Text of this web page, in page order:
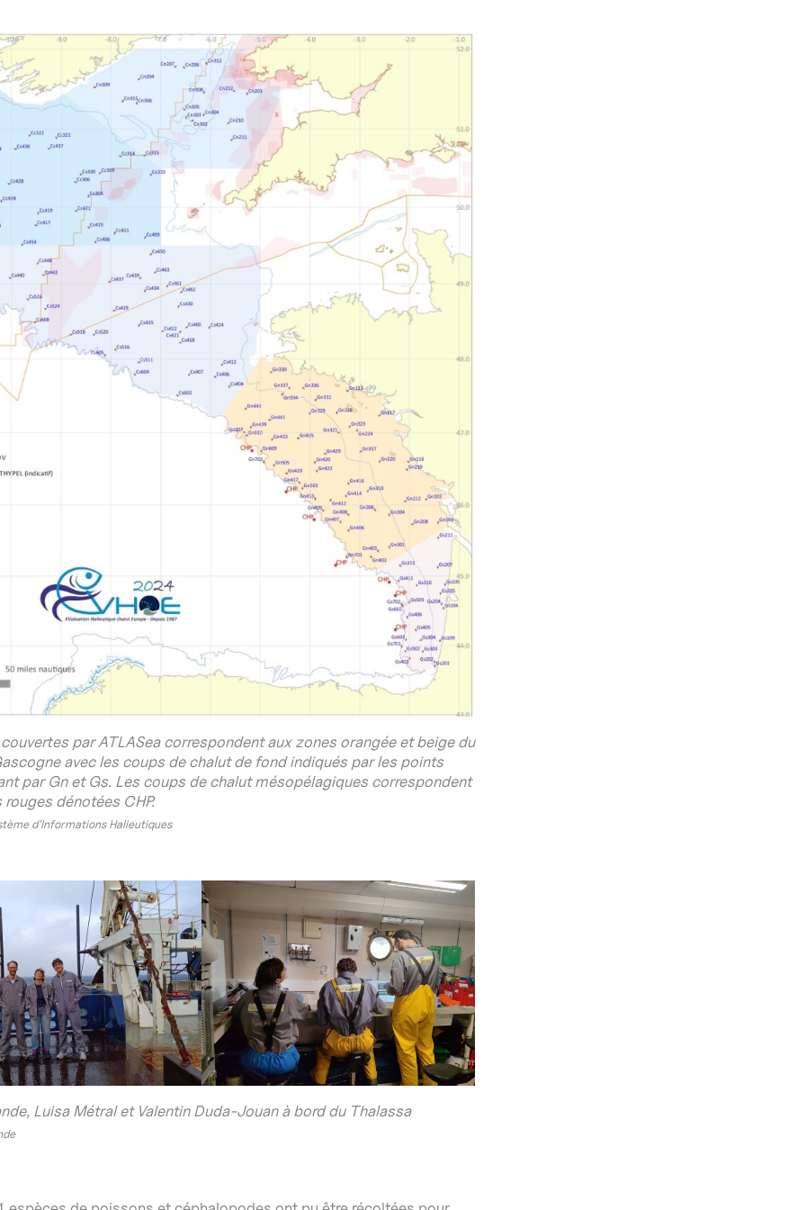
par ATLASea correspondent aux zones orangée et beige du
avec les coups de chalut de fond indiqués par les points
par Gn et Gs. Les coups de chalut mésopélagiques correspondent
dénotées CHP.
d’Informations Halieutiques
Luisa Métral et Valentin Duda-Jouan à bord du Thalassa